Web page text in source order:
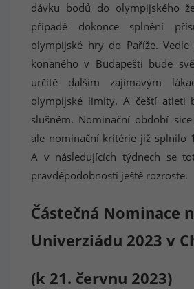
dávku bodů do olympijského
případě dokonce splnění
olympijské hry do Paříže. Vedle
konaného v Budapešti bude
určitě dalším zajímavým
olympijské limity. A čeští atleti
slušném. Nominační období
ale nominační kritérie již splnilo
A v následujících týdnech se
pravděpodobností ještě rozroste.
Částečná Nominace
Univerziádu 2023 v
(k 21. červnu 2023)